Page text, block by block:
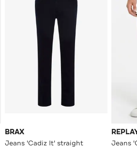
BRAX
Jeans 'Cadiz It' straight Jeans